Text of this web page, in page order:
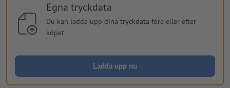
Egna tryckdata
Du kan ladda upp dina tryckdata före eller efter
köpet.
Ladda upp nu